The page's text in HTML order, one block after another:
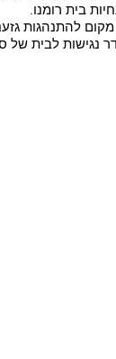
בית רומנו.
מקום להתנהגות
נגישות לבית של